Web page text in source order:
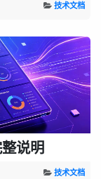
技术文档
说明
技术文档